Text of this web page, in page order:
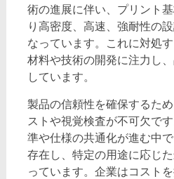
術の進展に伴い、プリント
り高密度、高速、強耐性の
なっています。これに対処
材料や技術の開発に注力し
しています。
製品の信頼性を確保するた
ストや視覚検査が不可欠で
準や仕様の共通化が進む中
存在し、特定の用途に応じ
っています。企業はコスト